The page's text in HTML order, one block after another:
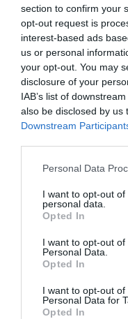
section to confirm your
opt-out request is
interest-based ads
us or personal
your opt-out. You may
disclosure of your
IAB’s list of
also be disclosed by us
Downstream
Personal Data
I want to opt-out
personal data.
Opted In
I want to opt-out
Personal Data.
Opted In
I want to opt-out
Personal Data for
Opted In